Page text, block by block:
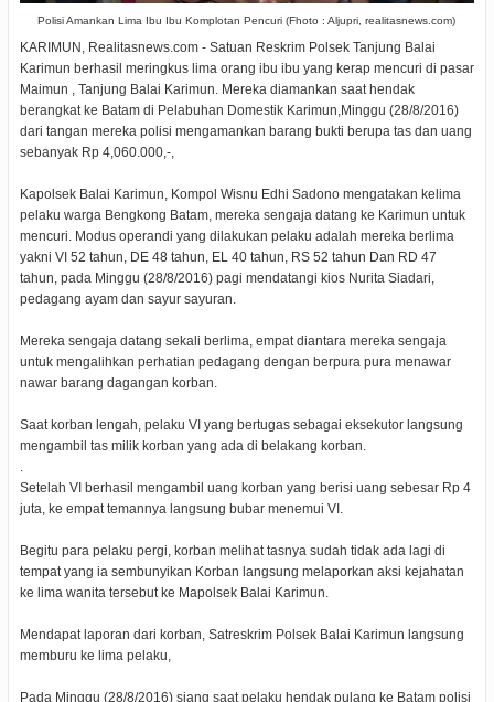
Polisi Amankan Lima Ibu Ibu Komplotan Pencuri (Fhoto : Aljupri, realitasnews.com)
KARIMUN, Realitasnews.com - Satuan Reskrim Polsek Tanjung Balai
Karimun berhasil meringkus lima orang ibu ibu yang kerap mencuri di pasar
Maimun , Tanjung Balai Karimun. Mereka diamankan saat hendak
berangkat ke Batam di Pelabuhan Domestik Karimun,Minggu (28/8/2016)
dari tangan mereka polisi mengamankan barang bukti berupa tas dan uang
sebanyak Rp 4,060.000,-,
Kapolsek Balai Karimun, Kompol Wisnu Edhi Sadono mengatakan kelima
pelaku warga Bengkong Batam, mereka sengaja datang ke Karimun untuk
mencuri. Modus operandi yang dilakukan pelaku adalah mereka berlima
yakni VI 52 tahun, DE 48 tahun, EL 40 tahun, RS 52 tahun Dan RD 47
tahun, pada Minggu (28/8/2016) pagi mendatangi kios Nurita Siadari,
pedagang ayam dan sayur sayuran.
Mereka sengaja datang sekali berlima, empat diantara mereka sengaja
untuk mengalihkan perhatian pedagang dengan berpura pura menawar
nawar barang dagangan korban.
Saat korban lengah, pelaku VI yang bertugas sebagai eksekutor langsung
mengambil tas milik korban yang ada di belakang korban.
Setelah VI berhasil mengambil uang korban yang berisi uang sebesar Rp 4
juta, ke empat temannya langsung bubar menemui VI.
Begitu para pelaku pergi, korban melihat tasnya sudah tidak ada lagi di
tempat yang ia sembunyikan Korban langsung melaporkan aksi kejahatan
ke lima wanita tersebut ke Mapolsek Balai Karimun.
Mendapat laporan dari korban, Satreskrim Polsek Balai Karimun langsung
memburu ke lima pelaku,
Pada Minggu (28/8/2016) siang saat pelaku hendak pulang ke Batam polisi